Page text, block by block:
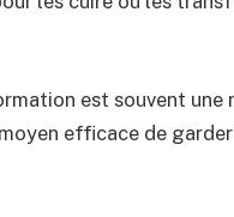
est souvent une
efficace de